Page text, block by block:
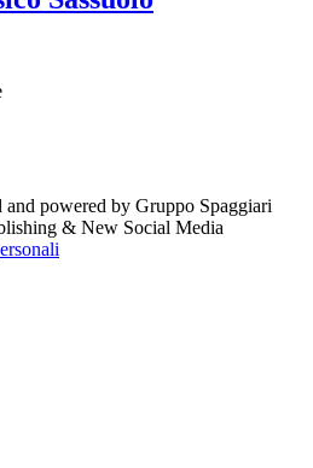
powered by Gruppo Spaggiari
& New Social Media